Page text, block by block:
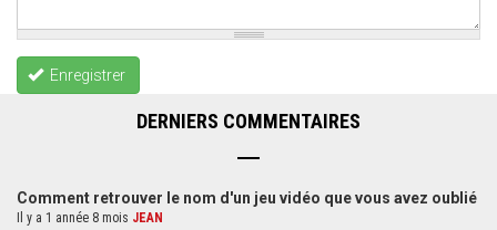
Enregistrer
DERNIERS COMMENTAIRES
Comment retrouver le nom d'un jeu vidéo que vous avez oublié
Il y a 1 année 8 mois JEAN